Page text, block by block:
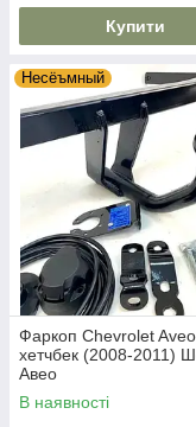
Купити
Несёъмный
Фаркоп Chevrolet Aveo
хетчбек (2008-2011)
Авео
В наявності